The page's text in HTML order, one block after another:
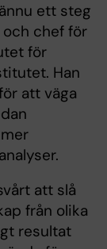
ett steg
chef för
för
Han
att väga
att slå
från olika
resultat